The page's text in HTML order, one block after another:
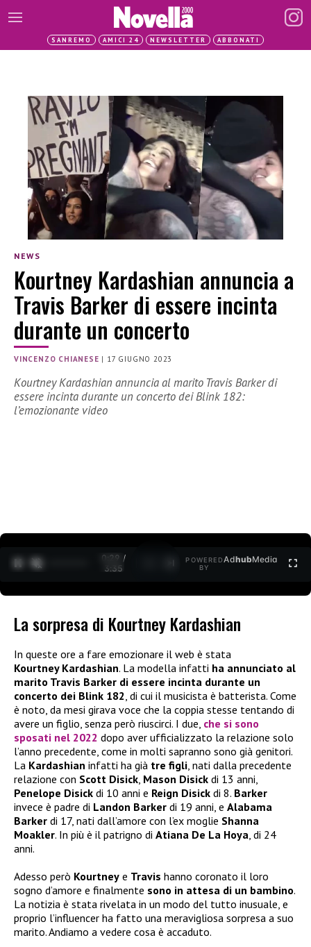
SANREMO AMICI 24 NEWSLETTER ABBONATI
NEWS
Kourtney Kardashian annuncia a
Travis Barker di essere incinta
durante un concerto
VINCENZO CHIANESE | 17 GIUGNO 2023
Kourtney Kardashian annuncia al marito Travis Barker di
essere incinta durante un concerto dei Blink 182:
l’emozionante video
0:30 /
3:35
POWERED
BY
AdhubMedia
La sorpresa di Kourtney Kardashian
In queste ore a fare emozionare il web è stata
Kourtney Kardashian. La modella infatti ha annunciato al
marito Travis Barker di essere incinta durante un
concerto dei Blink 182, di cui il musicista è batterista. Come
è noto, da mesi girava voce che la coppia stesse tentando di
avere un figlio, senza però riuscirci. I due, che si sono
sposati nel 2022 dopo aver ufficializzato la relazione solo
l’anno precedente, come in molti sapranno sono già genitori.
La Kardashian infatti ha già tre figli, nati dalla precedente
relazione con Scott Disick, Mason Disick di 13 anni,
Penelope Disick di 10 anni e Reign Disick di 8. Barker
invece è padre di Landon Barker di 19 anni, e Alabama
Barker di 17, nati dall’amore con l’ex moglie Shanna
Moakler. In più è il patrigno di Atiana De La Hoya, di 24
anni.
Adesso però Kourtney e Travis hanno coronato il loro
sogno d’amore e finalmente sono in attesa di un bambino.
La notizia è stata rivelata in un modo del tutto inusuale, e
proprio l’influencer ha fatto una meravigliosa sorpresa a suo
marito. Andiamo a vedere cosa è accaduto.